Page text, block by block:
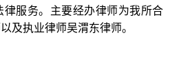
服务。主要经办律师为我所合
及执业律师吴渭东律师。